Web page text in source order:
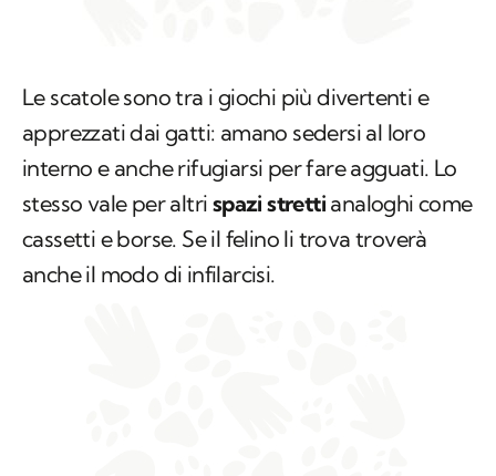
Le scatole sono tra i giochi più divertenti e
apprezzati dai gatti: amano sedersi al loro
interno e anche rifugiarsi per fare agguati. Lo
stesso vale per altri spazi stretti analoghi come
cassetti e borse. Se il felino li trova troverà
anche il modo di infilarcisi.